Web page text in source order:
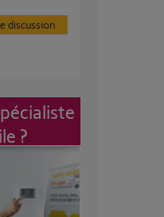
discussion
?